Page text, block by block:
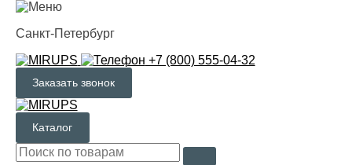
Санкт-Петербург
+7 (800) 555-04-32
Заказать звонок
Каталог